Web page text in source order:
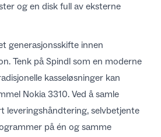
og en disk full av eksterne
generasjonsskifte innen
Tenk på Spindl som en moderne
kasseløsninger kan
Nokia 3310. Ved å samle
leveringshåndtering, selvbetjente
på én og samme